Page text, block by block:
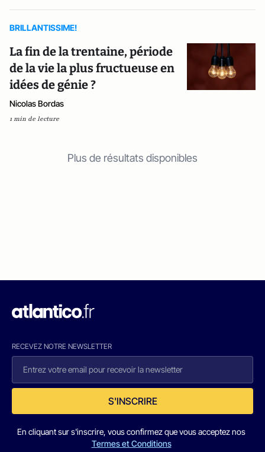
BRILLANTISSIME!
La fin de la trentaine, période
de la vie la plus fructueuse en
idées de génie ?
Nicolas Bordas
1 min de lecture
Plus de résultats disponibles
RECEVEZ NOTRE NEWSLETTER
S'INSCRIRE
En cliquant sur s'inscrire, vous confirmez que vous acceptez nos
Termes et Conditions